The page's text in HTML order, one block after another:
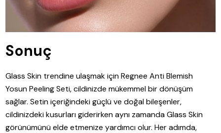
Sonuç
Glass Skin trendine ulaşmak için Regnee Anti Blemish
Yosun Peeling Seti, cildinizde mükemmel bir dönüşüm
sağlar. Setin içeriğindeki güçlü ve doğal bileşenler,
cildinizdeki kusurları giderirken aynı zamanda Glass Skin
görünümünü elde etmenize yardımcı olur. Her adımda,